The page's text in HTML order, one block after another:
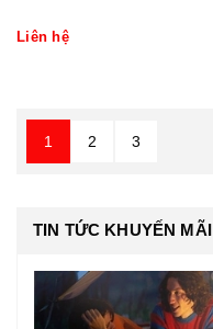
Liên hệ
1 2 3
TIN TỨC KHUYẾN MÃI